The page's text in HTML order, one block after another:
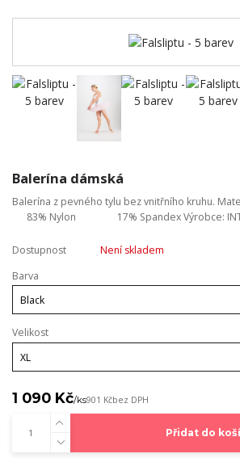
Balerína dámská
Balerína z pevného tylu bez vnitřního kruhu.
83% Nylon 17% Spandex Výrobce:
Dostupnost
Není skladem
Barva
Velikost
1 090 Kč/ks901 Kčbez DPH
Přidat do